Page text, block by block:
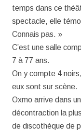
temps dans ce
spectacle, elle
Connais pas. »
C’est une salle
7 à 77 ans.
On y compte 4
eux sont sur scène.
Oxmo arrive dans
décontraction la
de discothèque de